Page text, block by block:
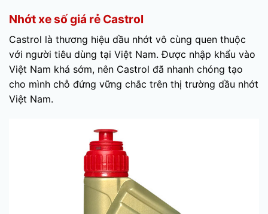
Nhớt xe số giá rẻ Castrol
Castrol là thương hiệu dầu nhớt vô cùng quen thuộc
với người tiêu dùng tại Việt Nam. Được nhập khẩu vào
Việt Nam khá sớm, nên Castrol đã nhanh chóng tạo
cho mình chỗ đứng vững chắc trên thị trường dầu nhớt
Việt Nam.